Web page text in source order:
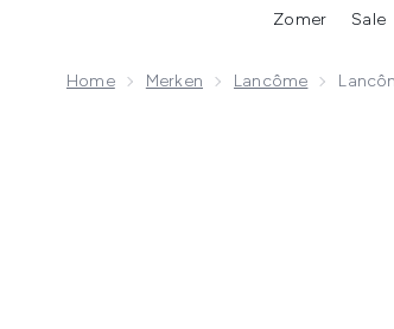
Zomer Sale
Home Merken Lancôme